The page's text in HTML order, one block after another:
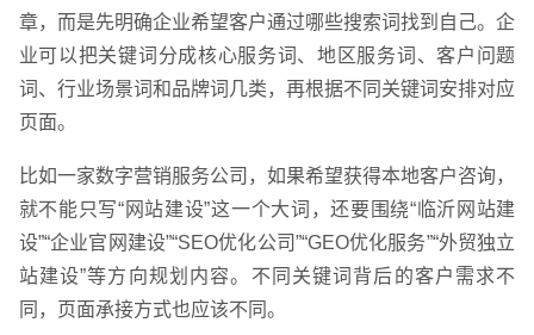
章，而是先明确企业希望客户通过哪些搜索词找到自己。企
业可以把关键词分成核心服务词、地区服务词、客户问题
词、行业场景词和品牌词几类，再根据不同关键词安排对应
页面。
比如一家数字营销服务公司，如果希望获得本地客户咨询，
就不能只写“网站建设”这一个大词，还要围绕“临沂网站建
设”“企业官网建设”“SEO优化公司”“GEO优化服务”“外贸独立
站建设”等方向规划内容。不同关键词背后的客户需求不
同，页面承接方式也应该不同。